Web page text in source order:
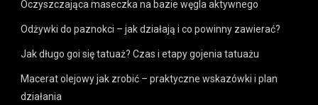
Oczyszczająca maseczka na bazie węgla aktywnego
Odżywki do paznokci – jak działają i co powinny zawierać?
Jak długo goi się tatuaż? Czas i etapy gojenia tatuażu
Macerat olejowy jak zrobić – praktyczne wskazówki i plan
działania